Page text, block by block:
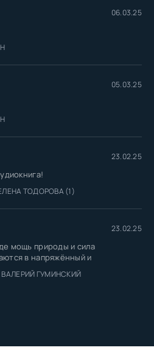
06.03.25
05.03.25
23.02.25
ТОДОРОВА (1)
23.02.25
мощь природы и сила
в напряжённый и
ГУМИНСКИЙ